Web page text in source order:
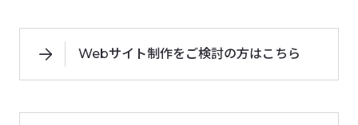
Webサイト制作をご検討の方はこちら